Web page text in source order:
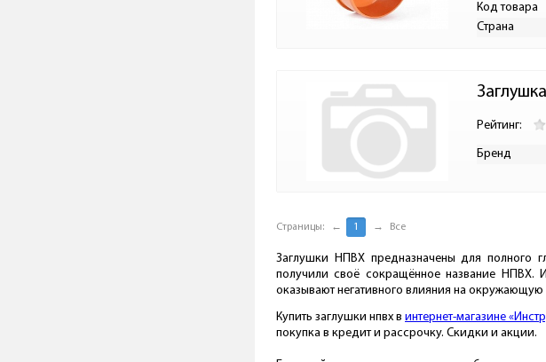
Код товара
Страна
Рейтинг:
Бренд
Страницы: ← 1 → Все
Заглушки НПВХ предназначены для полного
получили своё сокращённое название НПВХ.
оказывают негативного влияния на окружающую
Купить заглушки нпвх в интернет-магазине
покупка в кредит и рассрочку. Скидки и акции.